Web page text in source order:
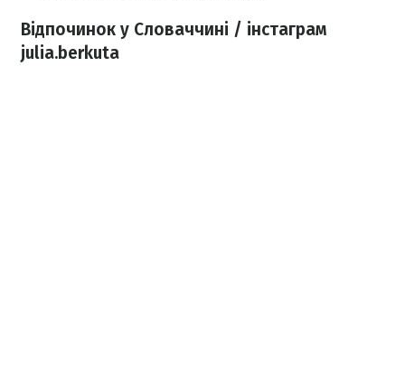
Відпочинок у Словаччині / інстаграм
julia.berkuta